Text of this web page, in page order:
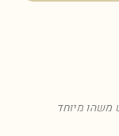
משהו מיוחד